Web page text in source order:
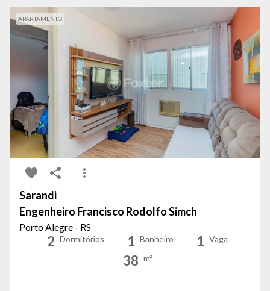
APARTAMENTO
Sarandi
Engenheiro Francisco Rodolfo Simch
Porto Alegre - RS
2 Dormitórios 1 Banheiro 1 Vaga
38 m²